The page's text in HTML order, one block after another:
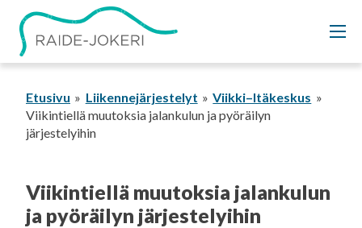
Siirry
sisältöön
Etusivu Liikennejärjestelyt
Viikki–Itäkeskus
Viikintiellä muutoksia jalankulun ja pyöräilyn
järjestelyihin
Viikintiellä muutoksia jalankulun
ja pyöräilyn järjestelyihin